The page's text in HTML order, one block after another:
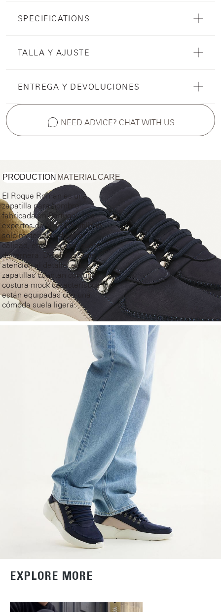
SPECIFICATIONS
TALLA Y AJUSTE
ENTREGA Y DEVOLUCIONES
NEED ADVICE? CHAT WITH US
PRODUCTION MATERIALCARE
El Roque Roman es una
zapatilla para hombre
fabricada en Portugal. Los
expertos de NUBIKK utilizan
solo materiales de alta
calidad, en este caso, cuero
de ternera. Diseñadas con
atención al detalle, estas
zapatillas cuentan con una
costura mock característica y
están equipadas con una
cómoda suela ligera.
EXPLORE MORE